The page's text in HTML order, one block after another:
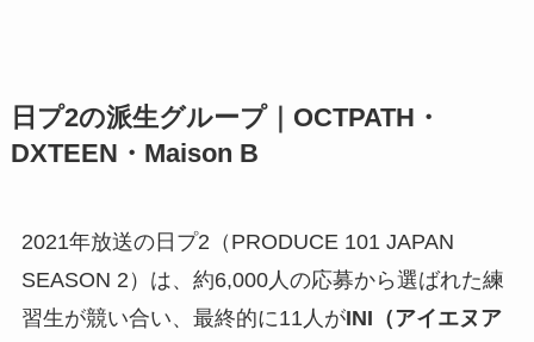
日プ2の派生グループ｜OCTPATH・
DXTEEN・Maison B
2021年放送の日プ2（PRODUCE 101 JAPAN
SEASON 2）は、約6,000人の応募から選ばれた練
習生が競い合い、最終的に11人がINI（アイエヌア